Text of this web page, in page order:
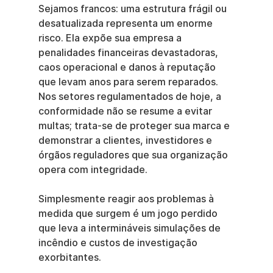
Sejamos francos: uma estrutura frágil ou
desatualizada representa um enorme
risco. Ela expõe sua empresa a
penalidades financeiras devastadoras,
caos operacional e danos à reputação
que levam anos para serem reparados.
Nos setores regulamentados de hoje, a
conformidade não se resume a evitar
multas; trata-se de proteger sua marca e
demonstrar a clientes, investidores e
órgãos reguladores que sua organização
opera com integridade.
Simplesmente reagir aos problemas à
medida que surgem é um jogo perdido
que leva a intermináveis simulações de
incêndio e custos de investigação
exorbitantes.